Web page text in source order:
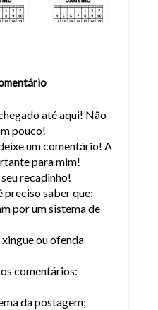
até aqui! Não
pouco!
um comentário! A
para mim!
recadinho!
preciso saber que:
por um sistema de
ou ofenda
comentários:
da postagem;